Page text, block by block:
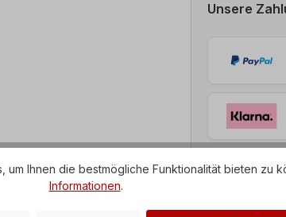
Unsere
Ihnen die bestmögliche Funktionalität bieten zu
Informationen.